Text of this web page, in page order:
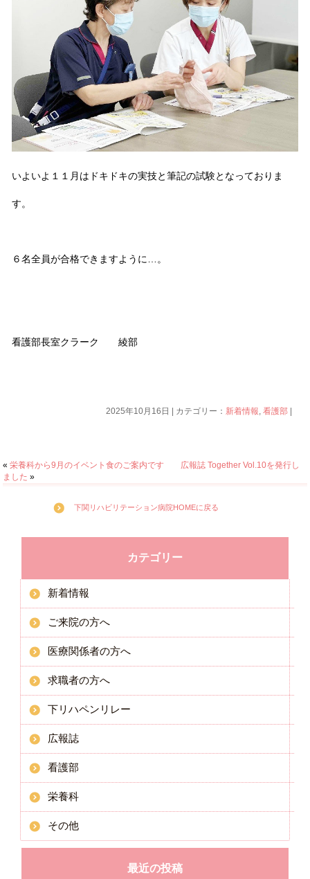
いよいよ１１月はドキドキの実技と筆記の試験となっておりま
す。
６名全員が合格できますように 。
看護部長室クラーク 綾部
2025年10月16日 | カテゴリー： 新着情報 ,看護部 |
«栄養科から9月のイベント食のご案内です
広報誌 Together Vol.10を発行し
ました »
下関リハビリテーション病院HOMEに戻る
カテゴリー
新着情報
ご来院の方へ
医療関係者の方へ
求職者の方へ
下リハペンリレー
広報誌
看護部
栄養科
その他
最近の投稿